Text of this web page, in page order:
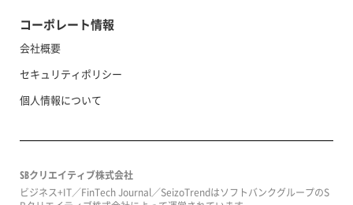
コーポレート情報
会社概要
セキュリティポリシー
個人情報について
SBクリエイティブ株式会社
ビジネス+IT／FinTech Journal／SeizoTrendはソフトバンクグループのS